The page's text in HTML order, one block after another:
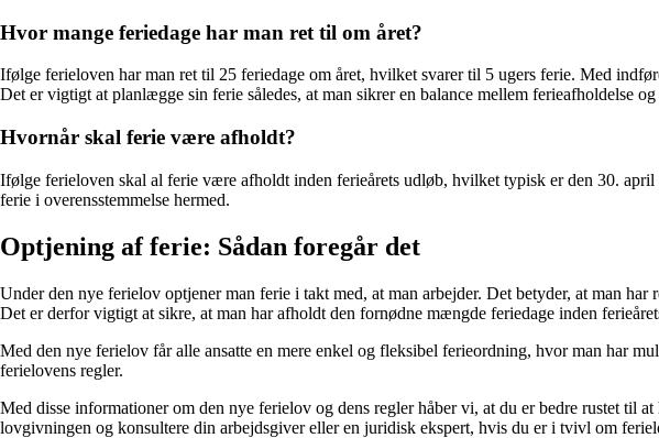
Hvor mange feriedage har man ret til om året?
Ifølge ferieloven har man ret til 25 feriedage om året, hvilket svarer til 5 ugers ferie. Med
Det er vigtigt at planlægge sin ferie således, at man sikrer en balance mellem ferieafholdelse
Hvornår skal ferie være afholdt?
Ifølge ferieloven skal al ferie være afholdt inden ferieårets udløb, hvilket typisk er den 30.
ferie i overensstemmelse hermed.
Optjening af ferie: Sådan foregår det
Under den nye ferielov optjener man ferie i takt med, at man arbejder. Det betyder, at man
Det er derfor vigtigt at sikre, at man har afholdt den fornødne mængde feriedage inden
Med den nye ferielov får alle ansatte en mere enkel og fleksibel ferieordning, hvor man har
ferielovens regler.
Med disse informationer om den nye ferielov og dens regler håber vi, at du er bedre rustet til
lovgivningen og konsultere din arbejdsgiver eller en juridisk ekspert, hvis du er i tvivl om